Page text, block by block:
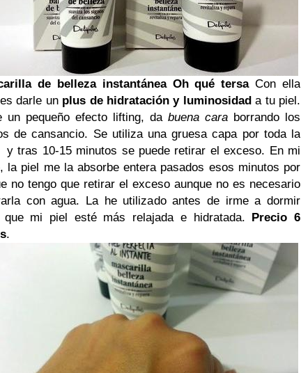
de belleza instantánea Oh qué tersaCon ella
darle un plus de hidratación y luminosidada tu piel.
un pequeño efecto lifting, da buena cara borrando los
de cansancio. Se utiliza una gruesa capa por toda la
tras 10-15 minutos se puede retirar el exceso. En mi
la piel me la absorbe entera pasados esos minutos por
no tengo que retirar el exceso aunque no es necesario
con agua. La he utilizado antes de irme a dormir
que mi piel esté más relajada e hidratada. Precio 6
.